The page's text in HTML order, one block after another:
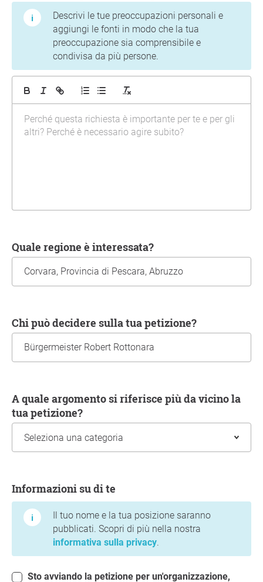
Descrivi le tue preoccupazioni personali e
aggiungi le fonti in modo che la tua
preoccupazione sia comprensibile e
condivisa da più persone.
Quale regione è interessata?
Chi può decidere sulla tua petizione?
A quale argomento si riferisce più da vicino la
tua petizione?
Informazioni su di te
Il tuo nome e la tua posizione saranno
pubblicati. Scopri di più nella nostra
informativa sulla privacy.